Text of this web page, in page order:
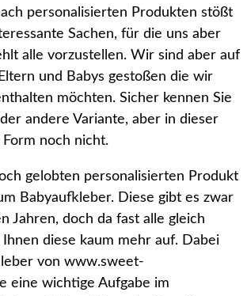
personalisierten Produkten stößt
Sachen, für die uns aber
alle vorzustellen. Wir sind aber auf
und Babys gestoßen die wir
möchten. Sicher kennen Sie
andere Variante, aber in dieser
noch nicht.
gelobten personalisierten Produkt
Babyaufkleber. Diese gibt es zwar
Jahren, doch da fast alle gleich
diese kaum mehr auf. Dabei
von www.sweet-
eine wichtige Aufgabe im